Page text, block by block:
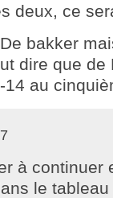
deux, ce
bakker
dire que de
14 au
à continuer
le tableau